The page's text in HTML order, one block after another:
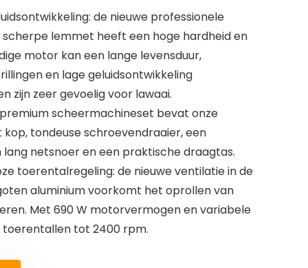
de nieuwe professionele
lemmet heeft een hoge hardheid en
motor kan een lange levensduur,
en lage geluidsontwikkeling
zijn zeer gevoelig voor lawaai.
scheermachineset bevat onze
tondeuse schroevendraaier, een
lang netsnoer en een praktische draagtas.
toerentalregeling: de nieuwe ventilatie in de
aluminium voorkomt het oprollen van
Met 690 W motorvermogen en variabele
toerentallen tot 2400 rpm.